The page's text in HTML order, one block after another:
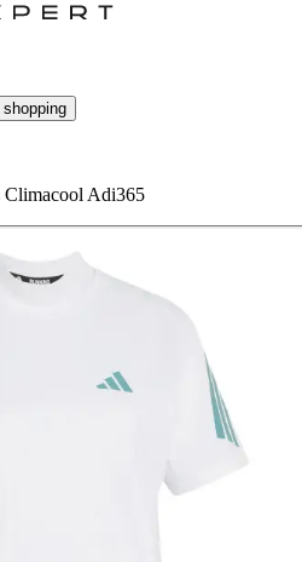
Climacool Adi365